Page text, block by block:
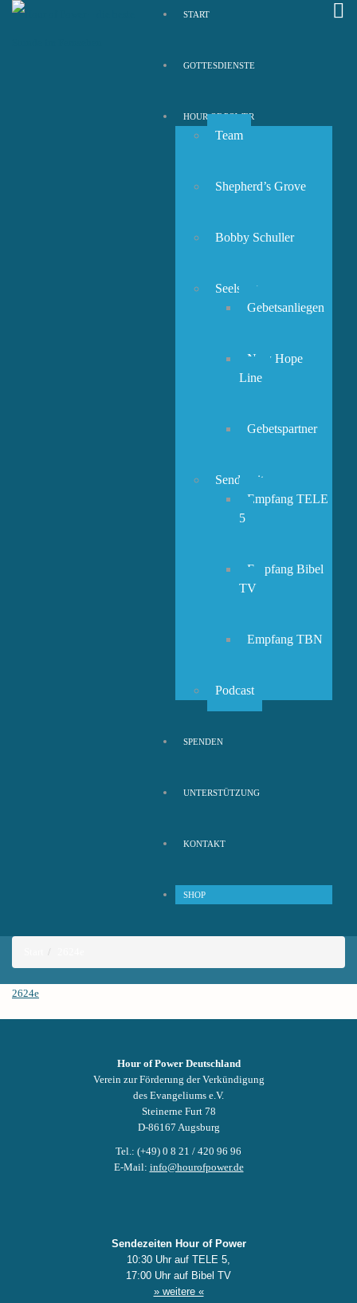
START
GOTTESDIENSTE
HOUR OF POWER
Team
Shepherd’s Grove
Bobby Schuller
Seelsorge
Gebetsanliegen
New Hope
Line
Gebetspartner
Sendezeiten
Empfang TELE
5
Empfang Bibel
TV
Empfang TBN
Podcast
SPENDEN
UNTERSTÜTZUNG
KONTAKT
SHOP
2624e
Hour of Power Deutschland
Verein zur Förderung der Verkündigung
des Evangeliums e.V.
Steinerne Furt 78
D-86167 Augsburg
Tel.: (+49) 0 8 21 / 420 96 96
E-Mail: info@hourofpower.de
Sendezeiten Hour of Power
10:30 Uhr auf TELE 5,
17:00 Uhr auf Bibel TV
» weitere «